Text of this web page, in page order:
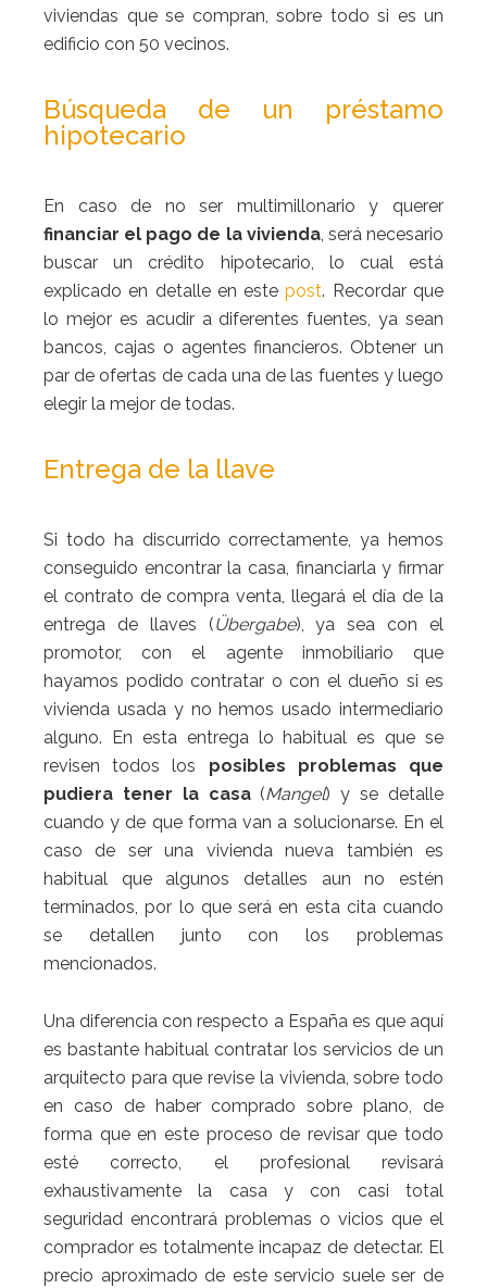
viviendas que se compran, sobre todo si es un
edificio con 50 vecinos.
Búsqueda de un préstamo
hipotecario
En caso de no ser multimillonario y querer
financiar el pago de la vivienda, será necesario
buscar un crédito hipotecario, lo cual está
explicado en detalle en estepost. Recordar que
lo mejor es acudir a diferentes fuentes, ya sean
bancos, cajas o agentes financieros. Obtener un
par de ofertas de cada una de las fuentes y luego
elegir la mejor de todas.
Entrega de la llave
Si todo ha discurrido correctamente, ya hemos
conseguido encontrar la casa, financiarla y firmar
el contrato de compra venta, llegará el día de la
entrega de llaves (Übergabe), ya sea con el
promotor, con el agente inmobiliario que
hayamos podido contratar o con el dueño si es
vivienda usada y no hemos usado intermediario
alguno. En esta entrega lo habitual es que se
revisen todos los posibles problemas que
pudiera tener la casa(Mangel) y se detalle
cuando y de que forma van a solucionarse. En el
caso de ser una vivienda nueva también es
habitual que algunos detalles aun no estén
terminados, por lo que será en esta cita cuando
se detallen junto con los problemas
mencionados.
Una diferencia con respecto a España es que aquí
es bastante habitual contratar los servicios de un
arquitecto para que revise la vivienda, sobre todo
en caso de haber comprado sobre plano, de
forma que en este proceso de revisar que todo
esté correcto, el profesional revisará
exhaustivamente la casa y con casi total
seguridad encontrará problemas o vicios que el
comprador es totalmente incapaz de detectar. El
precio aproximado de este servicio suele ser de